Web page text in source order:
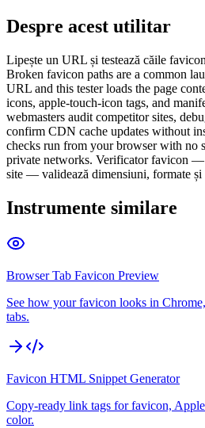
Despre acest utilitar
Lipește un URL și testează căile
Broken favicon paths are a common
URL and this tester loads the page
icons, apple-touch-icon tags, and
webmasters audit competitor sites,
confirm CDN cache updates without
checks run from your browser with no
private networks. Verificator favicon
site — validează dimensiuni, formate și
Instrumente similare
Browser Tab Favicon Preview
See how your favicon looks in
tabs.
Favicon HTML Snippet Generator
Copy-ready link tags for favicon,
color.